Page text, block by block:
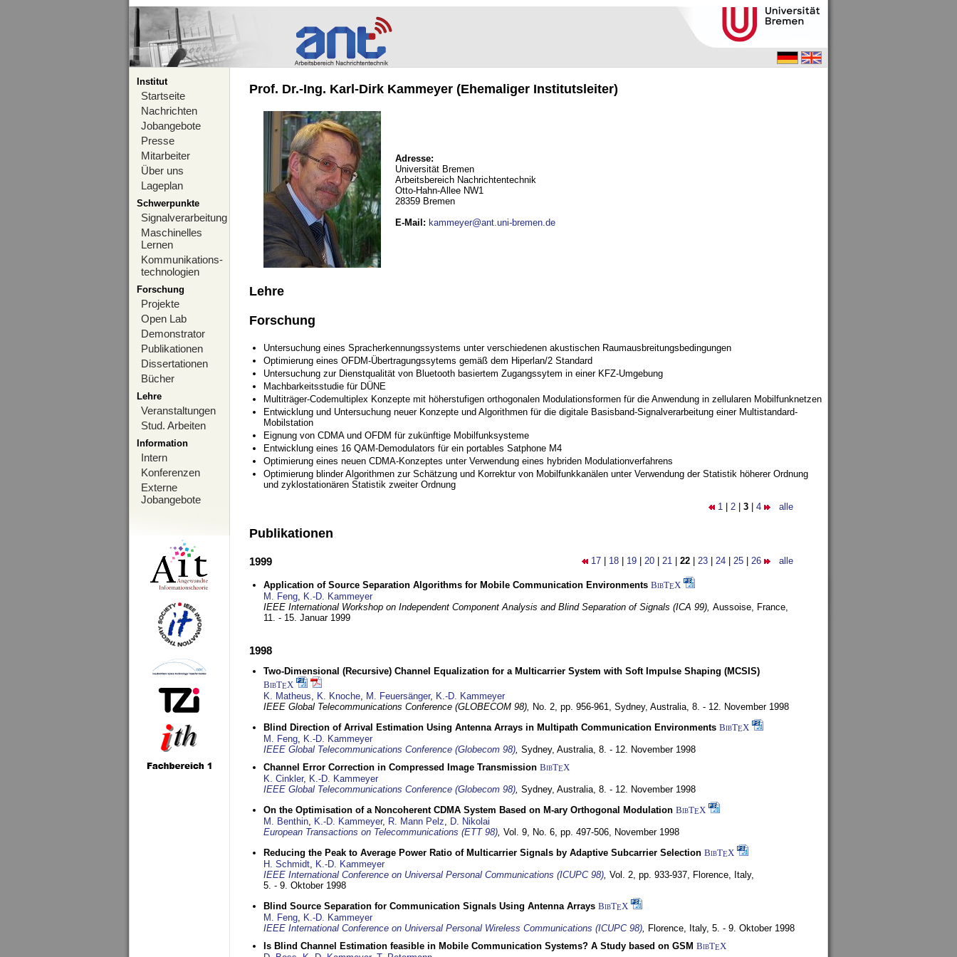
Institut
Startseite
Nachrichten
Jobangebote
Presse
Mitarbeiter
Über uns
Lageplan
Schwerpunkte
Signalverarbeitung
Maschinelles
Lernen
Kommunikations-
technologien
Forschung
Projekte
Open Lab
Demonstrator
Publikationen
Dissertationen
Bücher
Lehre
Veranstaltungen
Stud. Arbeiten
Information
Intern
Konferenzen
Externe
Jobangebote
Prof. Dr.-Ing. Karl-Dirk Kammeyer (Ehemaliger Institutsleiter)
Adresse:
Universität Bremen
Arbeitsbereich Nachrichtentechnik
Otto-Hahn-Allee NW1
28359 Bremen
E-Mail : kammeyer@ant.uni-bremen.de
Lehre
Forschung
Untersuchung eines Spracherkennungssystems unter verschiedenen akustischen Raumausbreitungsbedingungen
Optimierung eines OFDM-Übertragungssytems gemäß dem Hiperlan/2 Standard
Untersuchung zur Dienstqualität von Bluetooth basiertem Zugangssytem in einer KFZ-Umgebung
Machbarkeitsstudie für DÜNE
Multiträger-Codemultiplex Konzepte mit höherstufigen orthogonalen Modulationsformen für die Anwendung in zellularen Mobilfunknetzen
Entwicklung und Untersuchung neuer Konzepte und Algorithmen für die digitale Basisband-Signalverarbeitung einer Multistandard-
Mobilstation
Eignung von CDMA und OFDM für zukünftige Mobilfunksysteme
Entwicklung eines 16 QAM-Demodulators für ein portables Satphone M4
Optimierung eines neuen CDMA-Konzeptes unter Verwendung eines hybriden Modulationverfahrens
Optimierung blinder Algorithmen zur Schätzung und Korrektur von Mobilfunkkanälen unter Verwendung der Statistik höherer Ordnung
und zyklostationären Statistik zweiter Ordnung
1 2 3 4 alle
Publikationen
17 18 19 20 21 22 23 24 25 26 alle
1999
Application of Source Separation Algorithms for Mobile Communication Environments BibTEX
M. Feng, K.-D. Kammeyer
IEEE International Workshop on Independent Component Analysis and Blind Separation of Signals (ICA 99), Aussoise, France,
11. - 15. Januar 1999
1998
Two-Dimensional (Recursive) Channel Equalization for a Multicarrier System with Soft Impulse Shaping (MCSIS)
BibTEX
K. Matheus, K. Knoche, M. Feuersänger, K.-D. Kammeyer
IEEE Global Telecommunications Conference (GLOBECOM 98), No. 2, pp. 956-961, Sydney, Australia, 8. - 12. November 1998
Blind Direction of Arrival Estimation Using Antenna Arrays in Multipath Communication Environments BibTEX
M. Feng, K.-D. Kammeyer
IEEE Global Telecommunications Conference (Globecom 98), Sydney, Australia, 8. - 12. November 1998
Channel Error Correction in Compressed Image Transmission BibTEX
K. Cinkler, K.-D. Kammeyer
IEEE Global Telecommunications Conference (Globecom 98), Sydney, Australia, 8. - 12. November 1998
On the Optimisation of a Noncoherent CDMA System Based on M-ary Orthogonal Modulation BibTEX
M. Benthin, K.-D. Kammeyer, R. Mann Pelz, D. Nikolai
European Transactions on Telecommunications (ETT 98), Vol. 9, No. 6, pp. 497-506, November 1998
Reducing the Peak to Average Power Ratio of Multicarrier Signals by Adaptive Subcarrier Selection BibTEX
H. Schmidt, K.-D. Kammeyer
IEEE International Conference on Universal Personal Communications (ICUPC 98), Vol. 2, pp. 933-937, Florence, Italy,
5. - 9. Oktober 1998
Blind Source Separation for Communication Signals Using Antenna Arrays BibTEX
M. Feng, K.-D. Kammeyer
IEEE International Conference on Universal Personal Wireless Communications (ICUPC 98), Florence, Italy, 5. - 9. Oktober 1998
Is Blind Channel Estimation feasible in Mobile Communication Systems? A Study based on GSM BibTEX